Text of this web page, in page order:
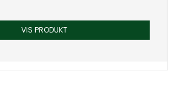
VIS PRODUKT